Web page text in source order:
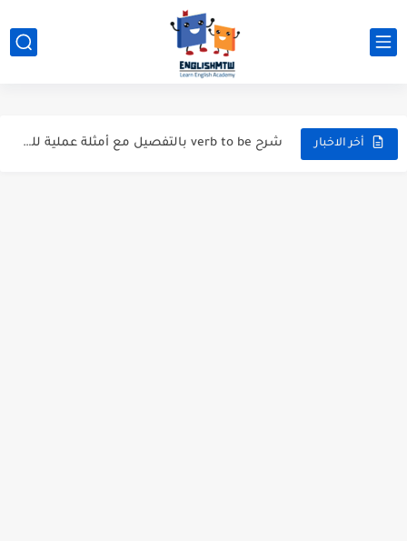
أخر الاخبار
الفرق بين have و has بشرح مبسط مع أمثلة عملية
قواعد اللغة الانجليزية كاملة pdf للمبتدئين مجاناً